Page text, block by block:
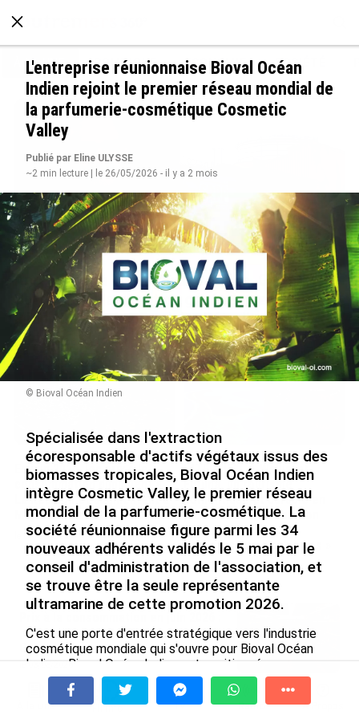
À LA UNE POLITIQUE ECONOMIE SOCIÉTÉ
Après 5 ans à la SARA aux Antilles, Olivier
Cotta prend la direction générale de la Société
Réunionnaise des Produits Pétroliers
le 05/08/2026
En juin 2026, les prix à la
consommation diminuent à
La Réunion et augmentent à
Mayotte (Insee)
le 04/08/2026
INTERVIEW. À Wallis-et-
Futuna, un tourisme
authentique et durable en
plein essor : « L’ambition
2030 c’est autant de
touristes que d’habitants »
le 04/08/2026
Prix à la consommation en juin 2026 :
progression en Guadeloupe, recul en
Guyane...
le 03/08/2026
Hôpitaux des Outre-mer (6/10). En
À la une Tv Radio A Propos
L'entreprise réunionnaise Bioval Océan
Indien rejoint le premier réseau mondial de
la parfumerie-cosmétique Cosmetic
Valley
Publié par Eline ULYSSE
~2 min lecture | le 26/05/2026 - il y a 2 mois
© Bioval Océan Indien
Spécialisée dans l'extraction
écoresponsable d'actifs végétaux issus des
biomasses tropicales, Bioval Océan Indien
intègre Cosmetic Valley, le premier réseau
mondial de la parfumerie-cosmétique. La
société réunionnaise figure parmi les 34
nouveaux adhérents validés le 5 mai par le
conseil d'administration de l'association, et
se trouve être la seule représentante
ultramarine de cette promotion 2026.
C'est une porte d'entrée stratégique vers l'industrie
cosmétique mondiale qui s'ouvre pour Bioval Océan
Indien. Bioval Océan Indien est positionnée sur un
créneau hautement stratégique pour l'industrie
cosmétique : le développement de procédés